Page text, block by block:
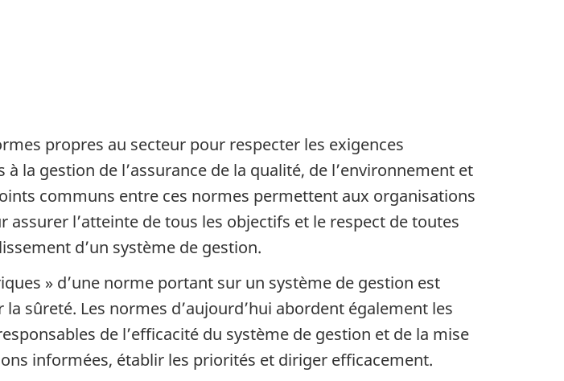
propres au secteur pour respecter les exigences
la gestion de l’assurance de la qualité, de l’environnement et
communs entre ces normes permettent aux organisations
l’atteinte de tous les objectifs et le respect de toutes
d’un système de gestion.
» d’une norme portant sur un système de gestion est
sûreté. Les normes d’aujourd’hui abordent également les
de l’efficacité du système de gestion et de la mise
informées, établir les priorités et diriger efficacement.